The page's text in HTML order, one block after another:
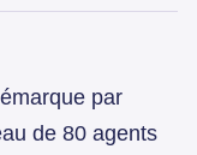
par
de 80 agents